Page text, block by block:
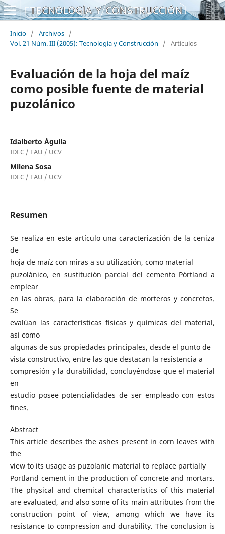
Inicio / Archivos /
Vol. 21 Núm. III (2005): Tecnología y Construcción
/ Artículos
Evaluación de la hoja del maíz
como posible fuente de material
puzolánico
Idalberto Águila
IDEC / FAU / UCV
Milena Sosa
IDEC / FAU / UCV
Resumen
Se realiza en este artículo una caracterización de la ceniza
de
hoja de maíz con miras a su utilización, como material
puzolánico, en sustitución parcial del cemento Pórtland a
emplear
en las obras, para la elaboración de morteros y concretos.
Se
evalúan las características físicas y químicas del material,
así como
algunas de sus propiedades principales, desde el punto de
vista constructivo, entre las que destacan la resistencia a
compresión y la durabilidad, concluyéndose que el material
en
estudio posee potencialidades de ser empleado con estos
fines.
Abstract
This article describes the ashes present in corn leaves with
the
view to its usage as puzolanic material to replace partially
Portland cement in the production of concrete and mortars.
The physical and chemical characteristics of this material
are evaluated, and also some of its main attributes from the
construction point of view, among which we have its
resistance to compression and durability. The conclusion is